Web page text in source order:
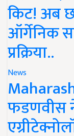
किट! अब
ऑर्गेनिक
प्रक्रिया..
News
फडणवीस